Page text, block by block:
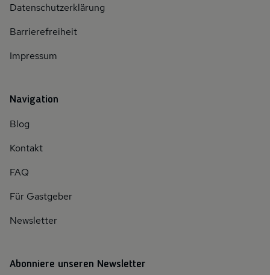
Datenschutzerklärung
Barrierefreiheit
Impressum
Navigation
Blog
Kontakt
FAQ
Für Gastgeber
Newsletter
Abonniere unseren Newsletter